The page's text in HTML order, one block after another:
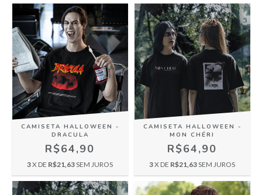
CAMISETA HALLOWEEN -
DRACULA
R$64,90
3X DE R$21,63SEM JUROS
CAMISETA HALLOWEEN -
MON CHÉRI
R$64,90
3X DE R$21,63SEM JUROS